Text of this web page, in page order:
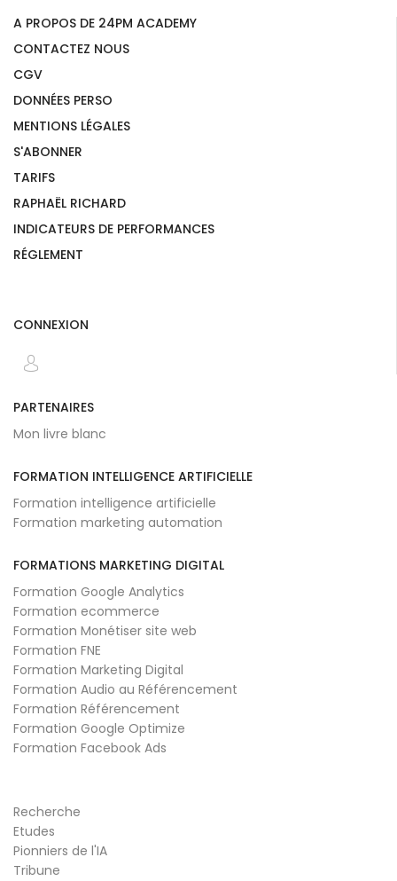
A PROPOS DE 24PM ACADEMY
CONTACTEZ NOUS
CGV
DONNÉES PERSO
MENTIONS LÉGALES
S'ABONNER
TARIFS
RAPHAËL RICHARD
INDICATEURS DE PERFORMANCES
RÉGLEMENT
CONNEXION
PARTENAIRES
Mon livre blanc
FORMATION INTELLIGENCE ARTIFICIELLE
Formation intelligence artificielle
Formation marketing automation
FORMATIONS MARKETING DIGITAL
Formation Google Analytics
Formation ecommerce
Formation Monétiser site web
Formation FNE
Formation Marketing Digital
Formation Audio au Référencement
Formation Référencement
Formation Google Optimize
Formation Facebook Ads
Recherche
Etudes
Pionniers de l'IA
Tribune